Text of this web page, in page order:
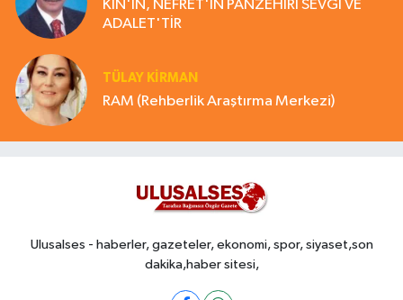
KİN'İN, NEFRET'İN PANZEHİRİ SEVGİ VE
ADALET'TİR
TÜLAY KİRMAN
RAM (Rehberlik Araştırma Merkezi)
Ulusalses - haberler, gazeteler, ekonomi, spor, siyaset,son
dakika,haber sitesi,